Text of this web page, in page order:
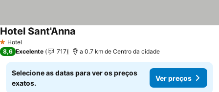
1 Estrelas
Hotel
Hotel Sant'Anna
8,6 Excelente 717 a 0.7 km de Centro da cidade
Selecione as datas para ver os preços
exatos.
Ver preços